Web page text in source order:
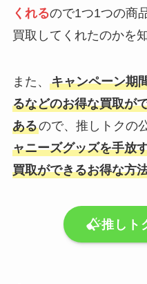
くれるので1つ1つの商
買取してくれたのかを
また、 キャンペーン期
るなどのお得な買取が
あるので、推しトクの
ャニーズグッズを手放
買取ができるお得な方
推しト